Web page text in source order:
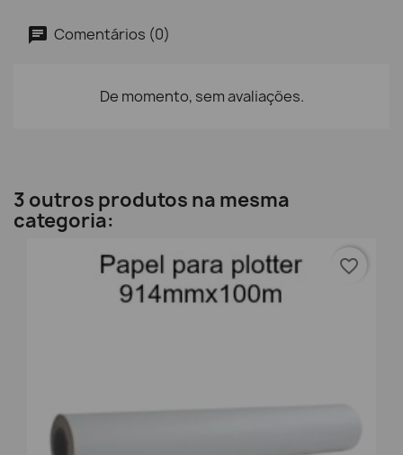
Comentários (0)
De momento, sem avaliações.
3 outros produtos na mesma
categoria:
favorite_border